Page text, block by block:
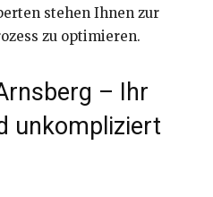
stehen Ihnen zur
zu optimieren.
– Ihr
unkompliziert